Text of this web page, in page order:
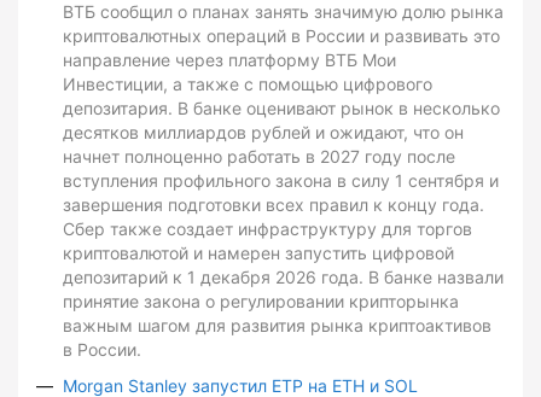
ВТБ сообщил о планах занять значимую долю рынка
криптовалютных операций в России и развивать это
направление через платформу ВТБ Мои
Инвестиции, а также с помощью цифрового
депозитария. В банке оценивают рынок в несколько
десятков миллиардов рублей и ожидают, что он
начнет полноценно работать в 2027 году после
вступления профильного закона в силу 1 сентября и
завершения подготовки всех правил к концу года.
Сбер также создает инфраструктуру для торгов
криптовалютой и намерен запустить цифровой
депозитарий к 1 декабря 2026 года. В банке назвали
принятие закона о регулировании крипторынка
важным шагом для развития рынка криптоактивов
в России.
Morgan Stanley запустил ETP на ETH и SOL